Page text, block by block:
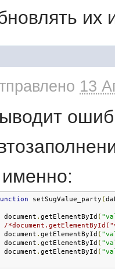
их
13
setSugValue_party (
document . getElementById (
/
document . getElementById (
document . getElementById (
document . getElementById (